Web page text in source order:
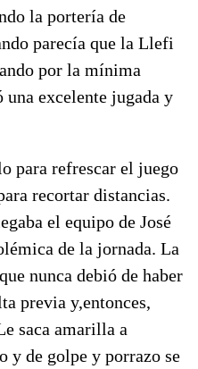
la portería de
parecía que la Llefi
por la mínima
excelente jugada y
para refrescar el juego
recortar distancias.
el equipo de José
de la jornada. La
nunca debió de haber
previa y,entonces,
saca amarilla a
y de golpe y porrazo se